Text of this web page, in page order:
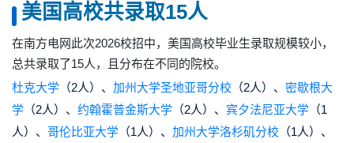
美国高校共录取15人
在南方电网此次2026校招中，美国高校毕业生录取规模较小，
总共录取了15人，且分布在不同的院校。
杜克大学 （2人）、 加州大学圣地亚哥分校 （2人）、 密歇根大
学 （2人）、 约翰霍普金斯大学 （2人）、 宾夕法尼亚大学 （1
人）、 哥伦比亚大学 （1人）、 加州大学洛杉矶分校 （1人）、